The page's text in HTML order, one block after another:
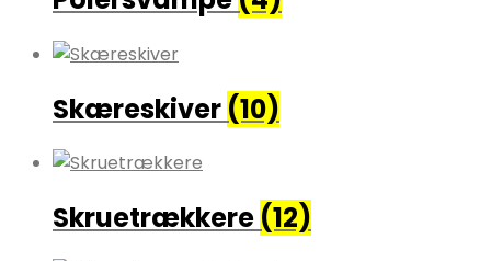
Skæreskiver (10)
Skruetrækkere (12)